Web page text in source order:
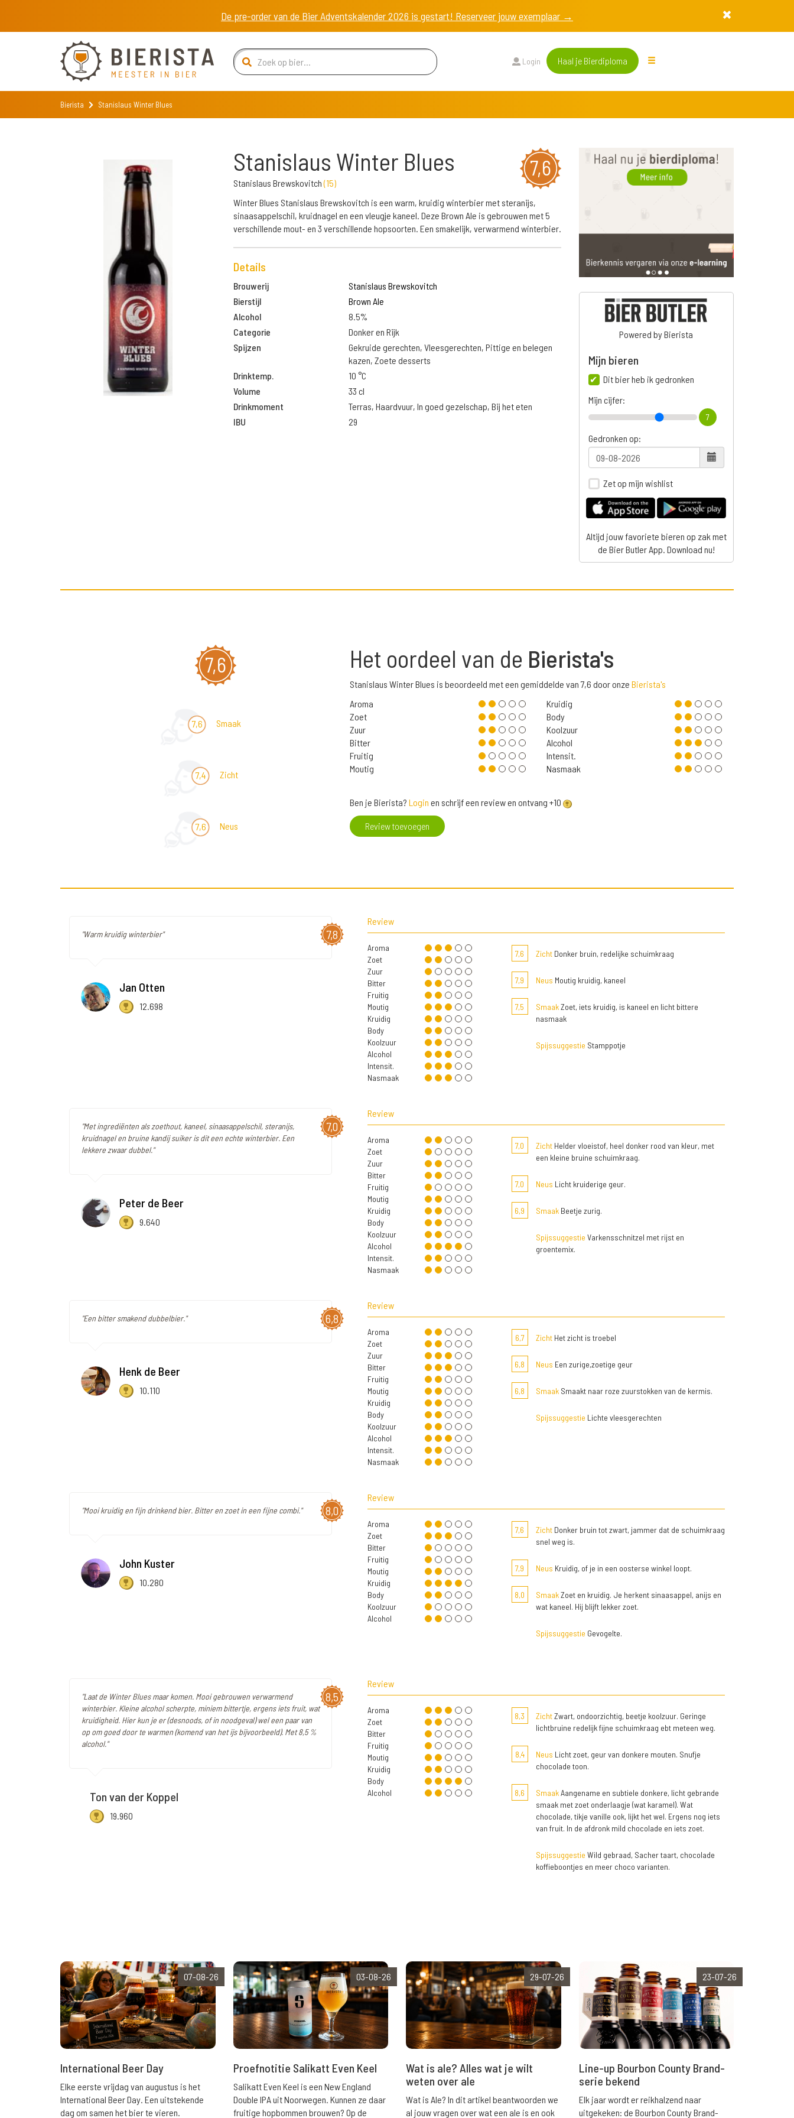
De pre-order van de Bier Adventskalender 2026 is gestart! Reserveer jouw exemplaar →
Login Haal je Bierdiploma
Bierista Stanislaus Winter Blues
7,6
Stanislaus Winter Blues
Stanislaus Brewskovitch(15)
Winter Blues Stanislaus Brewskovitch is een warm, kruidig winterbier met steranijs,
sinaasappelschil, kruidnagel en een vleugje kaneel. Deze Brown Ale is gebrouwen met 5
verschillende mout- en 3 verschillende hopsoorten. Een smakelijk, verwarmend winterbier.
Details
Brouwerij
Stanislaus Brewskovitch
Bierstijl
Brown Ale
Alcohol
8.5%
Categorie
Donker en Rijk
Spijzen
Gekruide gerechten, Vleesgerechten, Pittige en belegen
kazen, Zoete desserts
Drinktemp.
10 °C
Volume
33 cl
Drinkmoment
Terras, Haardvuur, In goed gezelschap, Bij het eten
IBU
29
Powered by Bierista
Mijn bieren
Dit bier heb ik gedronken
Mijn cijfer:
7
Gedronken op:
Zet op mijn wishlist
Altijd jouw favoriete bieren op zak met
de Bier Butler App. Download nu!
7,6
7,6 Smaak
7,4 Zicht
7,6 Neus
Het oordeel van de Bierista's
Stanislaus Winter Blues is beoordeeld met een gemiddelde van 7,6 door onze Bierista's
Aroma
Zoet
Zuur
Bitter
Fruitig
Moutig
Kruidig
Body
Koolzuur
Alcohol
Intensit.
Nasmaak
Ben je Bierista? Login en schrijf een review en ontvang +10
Review toevoegen
7,8
"Warm kruidig winterbier"
Jan Otten
12.698
Review
Aroma
Zoet
Zuur
Bitter
Fruitig
Moutig
Kruidig
Body
Koolzuur
Alcohol
Intensit.
Nasmaak
7,6 ZichtDonker bruin, redelijke schuimkraag
7,9 Neus Moutig kruidig, kaneel
7,5 SmaakZoet, iets kruidig, is kaneel en licht bittere
nasmaak
Spijssuggestie Stamppotje
7,0
"Met ingrediënten als zoethout, kaneel, sinaasappelschil, steranijs,
kruidnagel en bruine kandij suiker is dit een echte winterbier. Een
lekkere zwaar dubbel."
Peter de Beer
9.640
Review
Aroma
Zoet
Zuur
Bitter
Fruitig
Moutig
Kruidig
Body
Koolzuur
Alcohol
Intensit.
Nasmaak
7,0 ZichtHelder vloeistof, heel donker rood van kleur, met
een kleine bruine schuimkraag.
7,0 Neus Licht kruiderige geur.
6,9 SmaakBeetje zurig.
Spijssuggestie Varkensschnitzel met rijst en
groentemix.
6,8
"Een bitter smakend dubbelbier."
Henk de Beer
10.110
Review
Aroma
Zoet
Zuur
Bitter
Fruitig
Moutig
Kruidig
Body
Koolzuur
Alcohol
Intensit.
Nasmaak
6,7 ZichtHet zicht is troebel
6,8 Neus Een zurige,zoetige geur
6,8 SmaakSmaakt naar roze zuurstokken van de kermis.
Spijssuggestie Lichte vleesgerechten
8,0
"Mooi kruidig en fijn drinkend bier. Bitter en zoet in een fijne combi."
John Kuster
10.280
Review
Aroma
Zoet
Bitter
Fruitig
Moutig
Kruidig
Body
Koolzuur
Alcohol
7,6 ZichtDonker bruin tot zwart, jammer dat de schuimkraag
snel weg is.
7,9 Neus Kruidig, of je in een oosterse winkel loopt.
8,0 SmaakZoet en kruidig. Je herkent sinaasappel, anijs en
wat kaneel. Hij blijft lekker zoet.
Spijssuggestie Gevogelte.
8,5
"Laat de Winter Blues maar komen. Mooi gebrouwen verwarmend
winterbier. Kleine alcohol scherpte, miniem bittertje, ergens iets fruit, wat
kruidigheid. Hier kun je er (desnoods, of in noodgeval) wel een paar van
op om goed door te warmen (komend van het ijs bijvoorbeeld). Met 8,5 %
alcohol."
Ton van der Koppel
19.960
Review
Aroma
Zoet
Bitter
Fruitig
Moutig
Kruidig
Body
Alcohol
8,3 ZichtZwart, ondoorzichtig, beetje koolzuur. Geringe
lichtbruine redelijk fijne schuimkraag ebt meteen weg.
8,4 Neus Licht zoet, geur van donkere mouten. Snufje
chocolade toon.
8,6 SmaakAangename en subtiele donkere, licht gebrande
smaak met zoet onderlaagje (wat karamel). Wat
chocolade, tikje vanille ook, lijkt het wel. Ergens nog iets
van fruit. In de afdronk mild chocolade en iets zoet.
Spijssuggestie Wild gebraad, Sacher taart, chocolade
koffieboontjes en meer choco varianten.
07-08-26
International Beer Day
Elke eerste vrijdag van augustus is het
International Beer Day. Een uitstekende
dag om samen het bier te vieren.
03-08-26
Proefnotitie Salikatt Even Keel
Salikatt Even Keel is een New England
Double IPA uit Noorwegen. Kunnen ze daar
fruitige hopbommen brouwen? Op de
29-07-26
Wat is ale? Alles wat je wilt
weten over ale
Wat is Ale? In dit artikel beantwoorden we
al jouw vragen over wat een ale is en ook
23-07-26
Line-up Bourbon County Brand-
serie bekend
Elk jaar wordt er reikhalzend naar
uitgekeken: de Bourbon County Brand-